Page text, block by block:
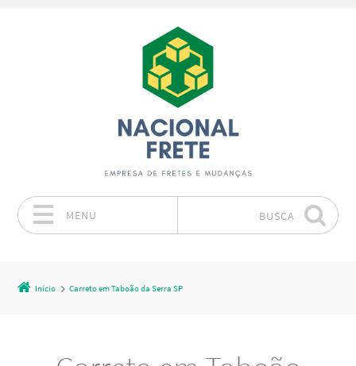
MENU BUSCA
Início Carreto em Taboão da Serra SP